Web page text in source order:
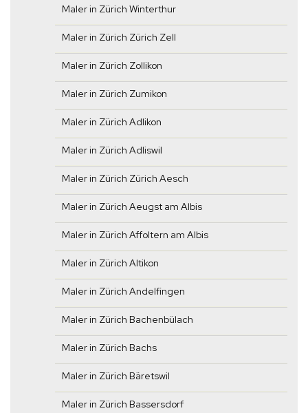
Maler in Zürich Winterthur
Maler in Zürich Zürich Zell
Maler in Zürich Zollikon
Maler in Zürich Zumikon
Maler in Zürich Adlikon
Maler in Zürich Adliswil
Maler in Zürich Zürich Aesch
Maler in Zürich Aeugst am Albis
Maler in Zürich Affoltern am Albis
Maler in Zürich Altikon
Maler in Zürich Andelfingen
Maler in Zürich Bachenbülach
Maler in Zürich Bachs
Maler in Zürich Bäretswil
Maler in Zürich Bassersdorf